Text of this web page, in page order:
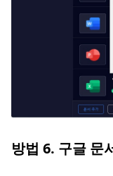
방법 6. 구글 문